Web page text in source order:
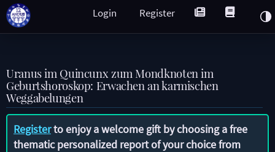
Register
Login
Uranus im Quincunx zum Mondknoten im
Geburtshoroskop: Erwachen an karmischen
Weggabelungen
Registerto enjoy a welcome gift by choosing a free
thematic personalized report of your choice from